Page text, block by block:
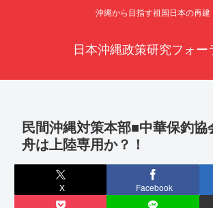
沖縄から目指す祖国日本の再建
日本沖縄政策研究フォー
民間沖縄対策本部■中華保釣協
舟は上陸専用か？！
X Facebook